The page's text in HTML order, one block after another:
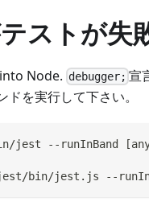
ストが失
Node. debugger; 宣
を実行して下さい。
jest --runInBand [
bin/jest.js --